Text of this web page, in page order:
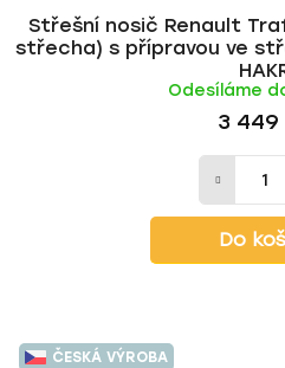
Střešní nosič Renault
střecha) s přípravou ve
Odesíláme
3 449
Do
ČESKÁ VÝROBA